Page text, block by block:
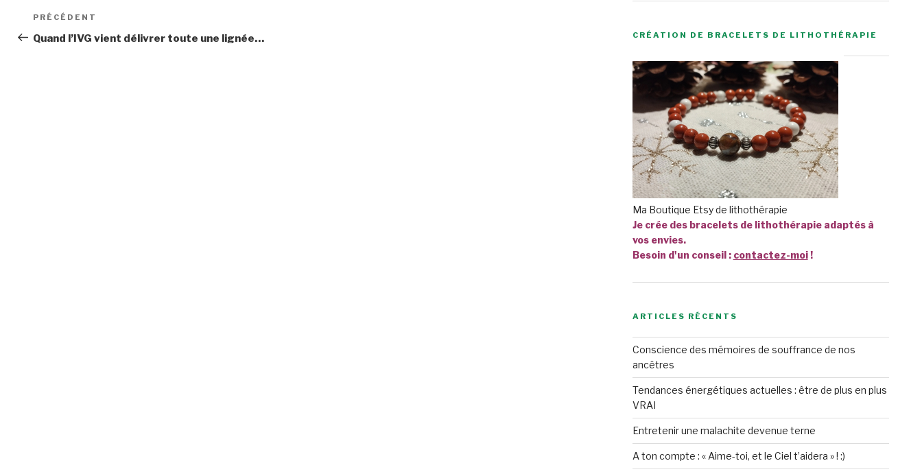
Navigation
de
Article
précédent
PRÉCÉDENT
Quand l’IVG vient délivrer toute une lignée… CRÉATION DE BRACELETS DE LITHOTHÉRAPIE
Ma Boutique Etsy de lithothérapie
Je crée des bracelets de lithothérapie adaptés à
vos envies.
Besoin d'un conseil : contactez-moi!
ARTICLES RÉCENTS
Conscience des mémoires de souffrance de nos
ancêtres
Tendances énergétiques actuelles : être de plus en plus
VRAI
Entretenir une malachite devenue terne
A ton compte : « Aime-toi, et le Ciel t’aidera » ! :)